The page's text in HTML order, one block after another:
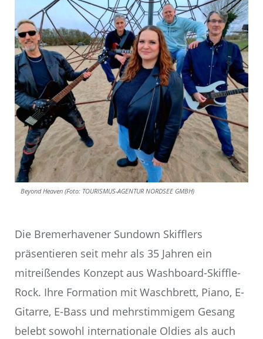
Beyond Heaven (Foto: TOURISMUS-AGENTUR NORDSEE GMBH)
Die Bremerhavener Sundown Skifflers
präsentieren seit mehr als 35 Jahren ein
mitreißendes Konzept aus Washboard-Skiffle-
Rock. Ihre Formation mit Waschbrett, Piano, E-
Gitarre, E-Bass und mehrstimmigem Gesang
belebt sowohl internationale Oldies als auch